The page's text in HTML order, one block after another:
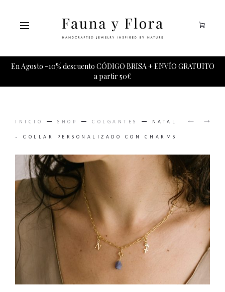
En Agosto -10% descuento CÓDIGO BRISA + ENVÍO GRATUITO
a partir 50€
Y
INICIO SHOP COLGANTES NATAL
– COLLAR PERSONALIZADO CON CHARMS